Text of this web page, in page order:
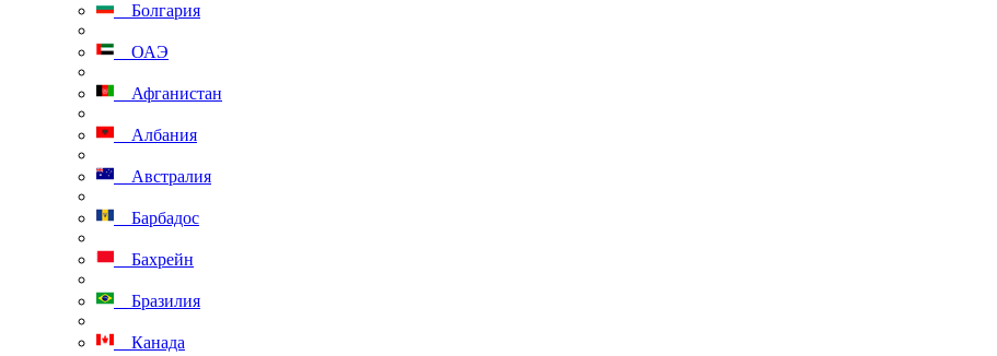
Болгария
ОАЭ
Афганистан
Албания
Австралия
Барбадос
Бахрейн
Бразилия
Канада